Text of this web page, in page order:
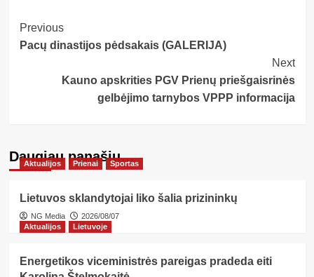
Post
Navigation
Previous
Pacų dinastijos pėdsakais (GALERIJA)
Next
Kauno apskrities PGV Prienų priešgaisrinės
gelbėjimo tarnybos VPPP informacija
Daugiau panašių…
Aktualijos Prienai Sportas
Lietuvos sklandytojai liko šalia prizininkų
NG Media
2026/08/07
Aktualijos
Lietuvoje
Energetikos viceministrės pareigas pradeda eiti